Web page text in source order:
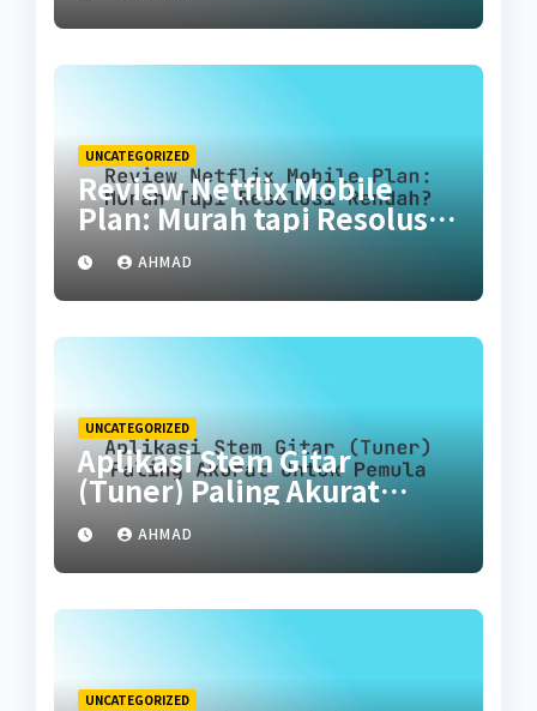
UNCATEGORIZED
Review Netflix Mobile
Plan: Murah tapi Resolusi
Rendah?
AHMAD
UNCATEGORIZED
Aplikasi Stem Gitar
(Tuner) Paling Akurat
untuk Pemula
AHMAD
UNCATEGORIZED